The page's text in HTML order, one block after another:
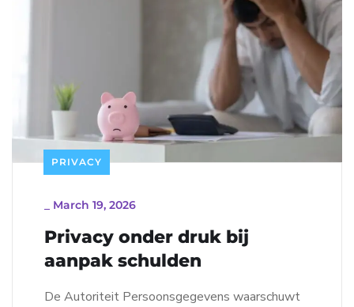
PRIVACY
March 19, 2026
Privacy onder druk bij
aanpak schulden
De Autoriteit Persoonsgegevens waarschuwt